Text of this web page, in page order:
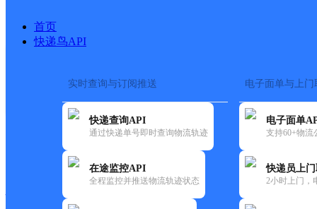
首页
快递鸟API
实时查询与订阅推送
快递查询API
通过快递单号即时查询物流轨迹
在途监控API
全程监控并推送物流轨迹状态
电子面单与上门
电子面单
支持60+物流
快递员上
2小时上门，
快递大全 > 快递网点
快递大全 快运大全